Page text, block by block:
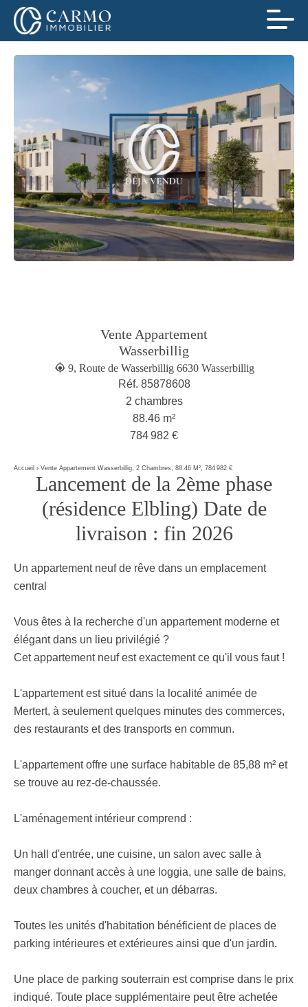
Vente Appartement
Wasserbillig
9, Route de Wasserbillig 6630 Wasserbillig
Réf. 85878608
2 chambres
88.46 m²
784 982 €
Accueil Vente Appartement Wasserbillig, 2 Chambres, 88.46 M², 784 982 €
Lancement de la 2ème phase
(résidence Elbling) Date de
livraison : fin 2026
Un appartement neuf de rêve dans un emplacement
central
Vous êtes à la recherche d'un appartement moderne et
élégant dans un lieu privilégié ?
Cet appartement neuf est exactement ce qu'il vous faut !
L'appartement est situé dans la localité animée de
Mertert, à seulement quelques minutes des commerces,
des restaurants et des transports en commun.
L'appartement offre une surface habitable de 85,88 m² et
se trouve au rez-de-chaussée.
L'aménagement intérieur comprend :
Un hall d'entrée, une cuisine, un salon avec salle à
manger donnant accès à une loggia, une salle de bains,
deux chambres à coucher, et un débarras.
Toutes les unités d'habitation bénéficient de places de
parking intérieures et extérieures ainsi que d'un jardin.
Une place de parking souterrain est comprise dans le prix
indiqué. Toute place supplémentaire peut être achetée